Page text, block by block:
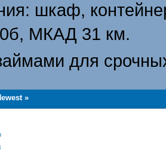
шкаф,
МКАД 31 км.
для
»